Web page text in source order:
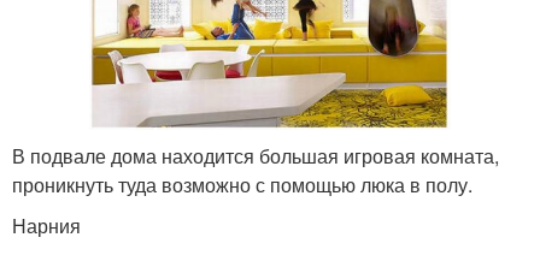
В подвале дома находится большая игровая комната,
проникнуть туда возможно с помощью люка в полу.
Нарния